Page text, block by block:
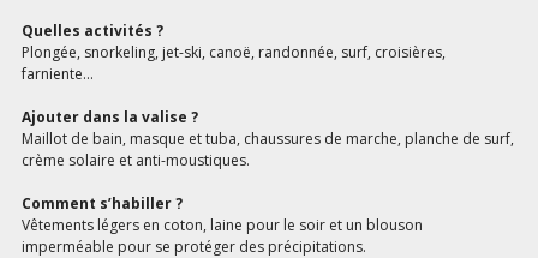
Quelles activités ?
Plongée, snorkeling, jet-ski, canoë, randonnée, surf, croisières,
farniente...
Ajouter dans la valise ?
Maillot de bain, masque et tuba, chaussures de marche, planche de surf,
crème solaire et anti-moustiques.
Comment s’habiller ?
Vêtements légers en coton, laine pour le soir et un blouson
imperméable pour se protéger des précipitations.